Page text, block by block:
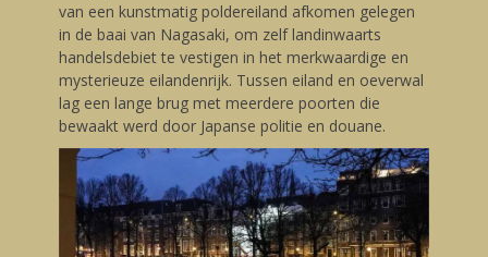
van een kunstmatig poldereiland afkomen gelegen
in de baai van Nagasaki, om zelf landinwaarts
handelsdebiet te vestigen in het merkwaardige en
mysterieuze eilandenrijk. Tussen eiland en oeverwal
lag een lange brug met meerdere poorten die
bewaakt werd door Japanse politie en douane.